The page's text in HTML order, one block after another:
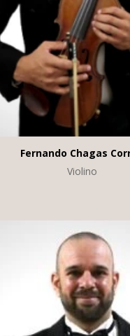
Fernando Chagas
Violino